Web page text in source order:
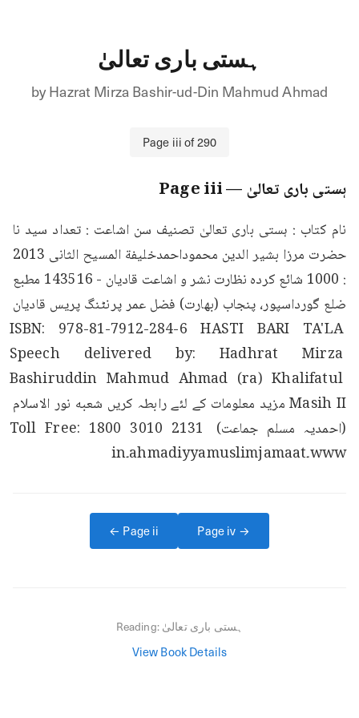
ہستی باری تعالیٰ
byHazrat Mirza Bashir-ud-Din Mahmud Ahmad
Page iiiof290
ہستی باری تعالیٰ— Page
iii
ISBN: 978-81-7912-284-6 HASTI BARI TA'LA
Speech delivered by: Hadhrat Mirza
Bashiruddin Mahmud Ahmad (ra) Khalifatul
(احمدیہ مسلم جماعت) Toll Free: 1800 3010 2131
www۔ahmadiyyamuslimjamaat۔in
← Pageii Pageiv →
Reading:ہستی باری تعالیٰ
View Book Details